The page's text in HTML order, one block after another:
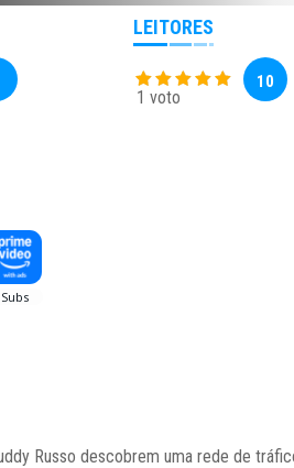
LEITORES
1 voto
10
Russo descobrem uma rede de